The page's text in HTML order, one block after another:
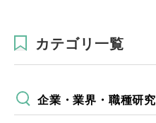
カテゴリ一覧
企業・業界・職種研究